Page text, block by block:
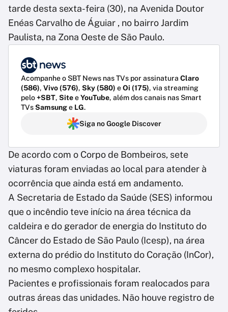
tarde desta sexta-feira (30), na Avenida Doutor
Enéas Carvalho de Águiar , no bairro Jardim
Paulista, na Zona Oeste de São Paulo.
Acompanhe o SBT News nas TVs por assinatura Claro
(586), Vivo (576), Sky (580) eOi (175), via streaming
pelo+SBT, SiteeYouTube, além dos canais nas Smart
TVsSamsunge LG.
Siga no Google Discover
De acordo com o Corpo de Bombeiros, sete
viaturas foram enviadas ao local para atender à
ocorrência que ainda está em andamento.
A Secretaria de Estado da Saúde (SES) informou
que o incêndio teve início na área técnica da
caldeira e do gerador de energia do Instituto do
Câncer do Estado de São Paulo (Icesp), na área
externa do prédio do Instituto do Coração (InCor),
no mesmo complexo hospitalar.
Pacientes e profissionais foram realocados para
outras áreas das unidades. Não houve registro de